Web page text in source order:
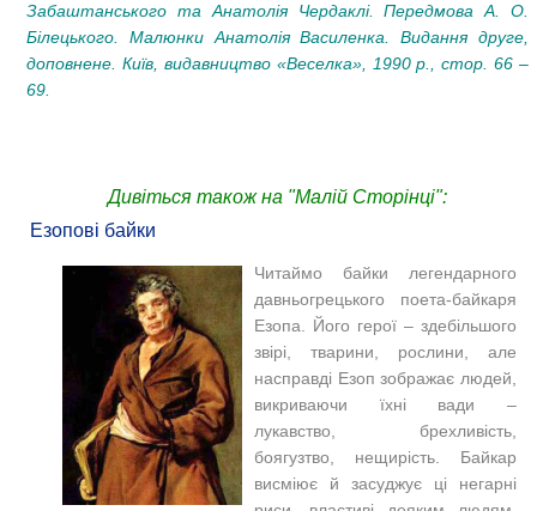
Забаштанського та Анатолія Чердаклі. Передмова А. О.
Білецького. Малюнки Анатолія Василенка. Видання друге,
доповнене. Київ, видавництво «Веселка», 1990 р., стор. 66 –
69.
Дивіться також на "Малій Сторінці":
Езопові байки
Читаймо байки легендарного
давньогрецького поета-байкаря
Езопа. Його герої – здебільшого
звірі, тварини, рослини, але
насправді Езоп зображає людей,
викриваючи їхні вади –
лукавство, брехливість,
боягузтво, нещирість. Байкар
висміює й засуджує ці негарні